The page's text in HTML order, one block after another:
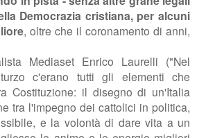
Democrazia cristiana, per alcuni
, oltre che il coronamento di anni,
Mediaset Enrico Laurelli ("Nel
c'erano tutti gli elementi che
Costituzione: il disegno di un'Italia
tra l'impegno dei cattolici in politica,
e la volontà di dare vita a un